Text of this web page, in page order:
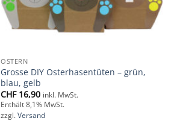
OSTERN
Grosse DIY Osterhasentüten – grün,
blau, gelb
CHF16,90 inkl. MwSt.
Enthält 8,1% MwSt.
zzgl.Versand